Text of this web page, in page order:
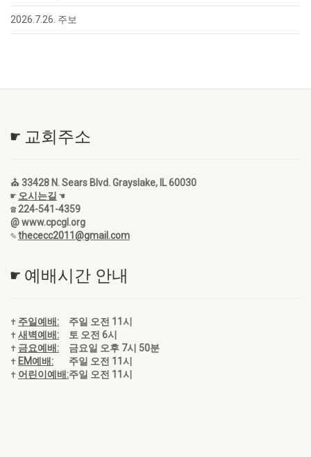
2026.7.26. 주보
☛ 교회주소
⛪ 33428 N. Sears Blvd. Grayslake, IL 60030
☛ 오시는길 ☚
☎ 224-541-4359
@ www.cpcgl.org
✎thececc2011@gmail.com
☛ 예배시간 안내
✝ 주일예배:
주일 오전 11시
✝새벽예배:
토 오전 6시
✝ 금요예배:
금요일 오후 7시 50분
✝ EM예배:
주일 오전 11시
✝ 어린이예배:주일 오전 11시